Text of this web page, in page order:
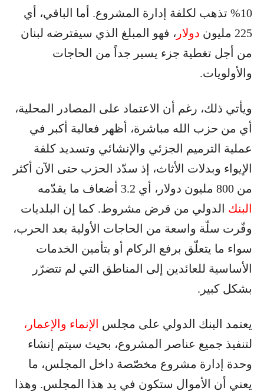
10% تذهب لكلفة إدارة المشروع. أما الباقي، أي
225 مليون
دولار ، فهو المبلغ الذي سيقترضه لبنان
من أجل تغطية جزء يسير جداً من الحاجات
والأولويات.
ويأتي ذلك، رغم أن الاعتماد على المصادر المحلية،
أي من حزب الله مباشرة، أظهر فعالية أكبر في
عملية الترميم الجزئي والإنشائي وتسديد كلفة
الإيواء وبدلات الأثاث، إذ سدّد الحزب حتى الآن أكثر
من 800 مليون دولار، أي 3.2 أضعاف ما يقدّمه
البنك الدولي من قرض مشروط. كما إن البلديات
وفّرت سلّة واسعة من الحاجات الأولية بعد الحرب،
سواء ما يتعلّق برفع الركام أو بتأمين الخدمات
الأساسية للعائدين إلى المناطق التي لم تتضرّر
بشكل كبير.
يعتمد البنك الدولي على مجلس الإنماء والإعمار،
لتنفيذ جميع عناصر المشروع، بحيث سيتم إنشاء
وحدة إدارة مشروع مخصّصة داخل المجلس، ما
يعني أن الأموال ستكون في يد هذا المجلس. وهذا